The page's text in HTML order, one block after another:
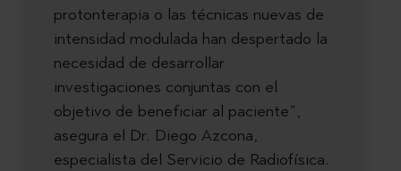
protonterapia o las técnicas nuevas de
intensidad modulada han despertado la
necesidad de desarrollar
investigaciones conjuntas con el
objetivo de beneficiar al paciente”,
asegura el Dr. Diego Azcona,
especialista del Servicio de Radiofísica.